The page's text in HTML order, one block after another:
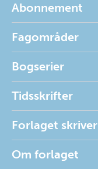
Abonnement
Fagområder
Bogserier
Tidsskrifter
Forlaget skriver
Om forlaget